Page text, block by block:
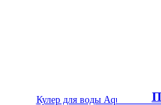
Кулер для воды Aqua Well